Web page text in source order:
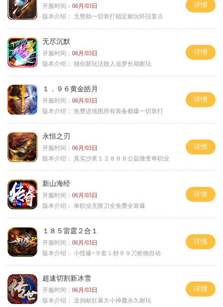
开服时间： 06月/03日
版本介绍： 无赞助一切靠打稳定耐玩怀旧复古
详情
无尽沉默
开服时间： 06月/03日
版本介绍： 独创新玩法散人追梦长期耐玩
详情
１．９６黄金皓月
开服时间： 06月/03日
版本介绍： 免费进地图所有装备都爆一切靠打
详情
永恒之刃
开服时间： 06月/03日
版本介绍： 真实沙奖１２８８８公益微变单职业
详情
新山海经
开服时间： 06月/03日
版本介绍： 单职业无限刀全免费全靠爆
详情
１８５雷霆２合１
开服时间： 06月/03日
版本介绍： 小怪爆+９套１秒９９刀捡物自动
详情
超速切割新冰雪
开服时间： 06月/03日
版本介绍： 送捐献狂暴大小神魔永久耐玩
详情